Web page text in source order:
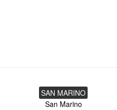
SAN MARINO
San Marino